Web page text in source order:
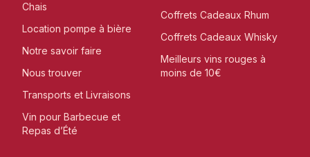
Chais
Location pompe à bière
Notre savoir faire
Nous trouver
Transports et Livraisons
Vin pour Barbecue et
Repas d’Été
Coffrets Cadeaux Rhum
Coffrets Cadeaux Whisky
Meilleurs vins rouges à
moins de 10€